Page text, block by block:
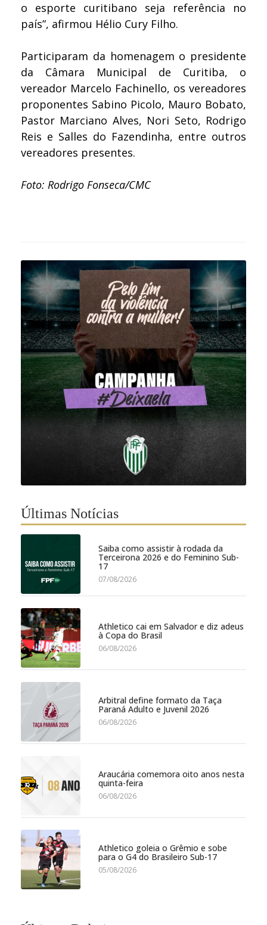
o esporte curitibano seja referência no
país”, afirmou Hélio Cury Filho.
Participaram da homenagem o presidente
da Câmara Municipal de Curitiba, o
vereador Marcelo Fachinello, os vereadores
proponentes Sabino Picolo, Mauro Bobato,
Pastor Marciano Alves, Nori Seto, Rodrigo
Reis e Salles do Fazendinha, entre outros
vereadores presentes.
Foto: Rodrigo Fonseca/CMC
Últimas Notícias
Saiba como assistir à rodada da
Terceirona 2026 e do Feminino Sub-
17
07/08/2026
Athletico cai em Salvador e diz adeus
à Copa do Brasil
06/08/2026
Arbitral define formato da Taça
Paraná Adulto e Juvenil 2026
06/08/2026
Araucária comemora oito anos nesta
quinta-feira
06/08/2026
Athletico goleia o Grêmio e sobe
para o G4 do Brasileiro Sub-17
05/08/2026